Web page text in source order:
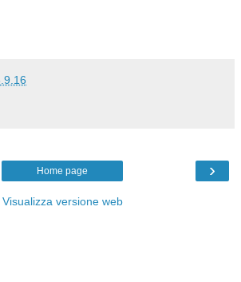
›
Home page
Visualizza versione web